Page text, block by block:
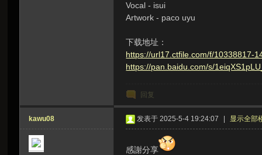
Vocal - isui
Artwork - paco uyu
下载地址：
https://url17.ctfile.com/f/10338817-
https://pan.baidu.com/s/
回复
kawu08 发表于 2025-5-4 19:24:07 显示全部
感謝分享